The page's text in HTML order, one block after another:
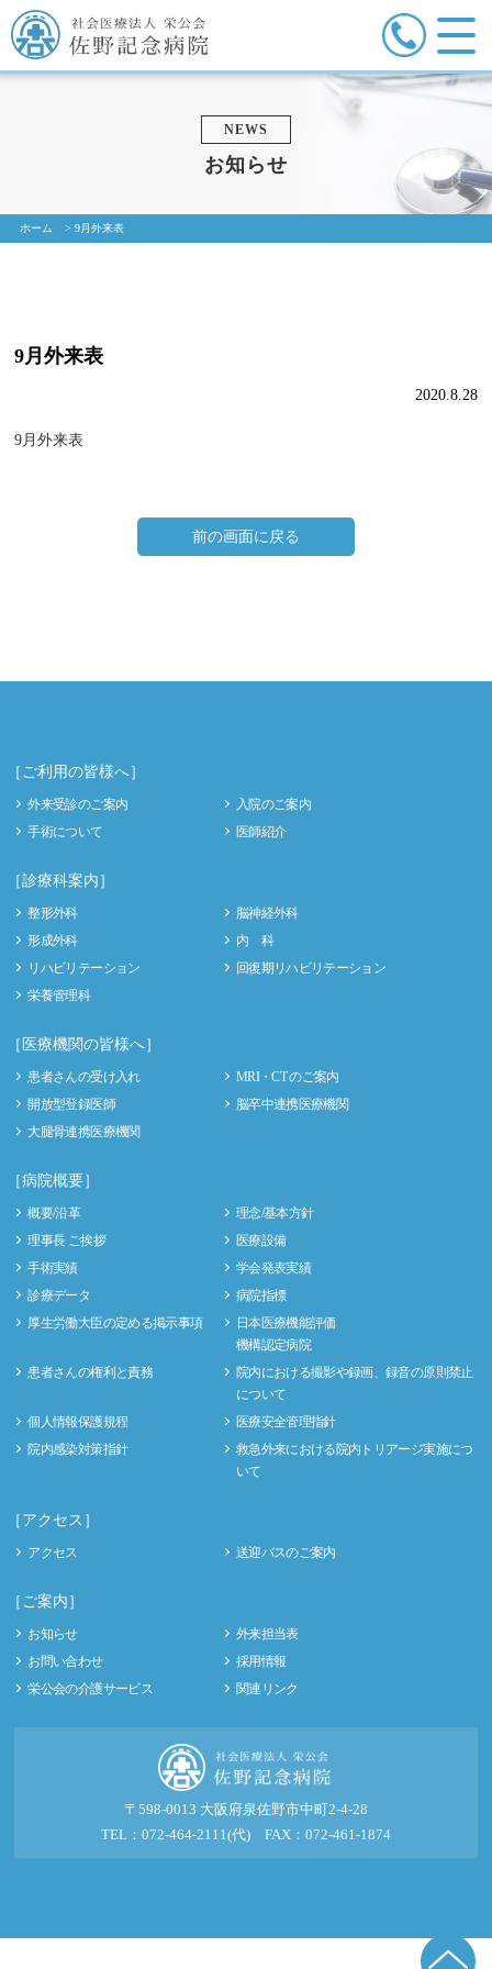
NEWS
お知らせ
ホーム >9月外来表
9月外来表
2020.8.28
9月外来表
前の画面に戻る
［ご利用の皆様へ］
外来受診のご案内
入院のご案内
手術について
医師紹介
［診療科案内］
整形外科
脳神経外科
形成外科
内 科
リハビリテーション
回復期リハビリテーション
栄養管理科
［医療機関の皆様へ］
患者さんの受け入れ
MRI・CT のご案内
開放型登録医師
脳卒中連携医療機関
大腿骨連携医療機関
［病院概要］
概要/沿革
理念/基本方針
理事長 ご挨拶
医療設備
手術実績
学会発表実績
診療データ
病院指標
厚生労働大臣の定める掲示事項
日本医療機能評価
機構認定病院
患者さんの権利と責務
院内における撮影や録画、録音の原則禁止
について
個人情報保護規程
医療安全管理指針
院内感染対策指針
救急外来における院内トリアージ実施につ
いて
［アクセス］
アクセス 送迎バスのご案内
［ご案内］
お知らせ
外来担当表
お問い合わせ
採用情報
栄公会の介護サービス
関連リンク
〒598-0013 大阪府泉佐野市中町2-4-28
TEL：072-464-2111(代) FAX：072-461-1874